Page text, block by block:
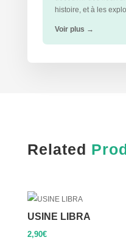
histoire, et à les
Voir plus →
Related
USINE LIBRA
2,90€